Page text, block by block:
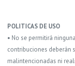
POLITICAS DE USO
• No se permitirá
contribuciones deberán
malintencionadas ni